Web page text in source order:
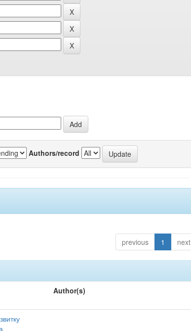
Authors/record
previous 1 next
Author(s)